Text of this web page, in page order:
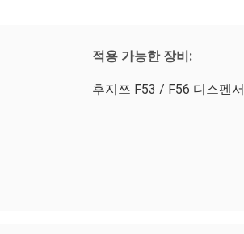
적용 가능한 장비:
후지쯔 F53 / F56 디스펜서